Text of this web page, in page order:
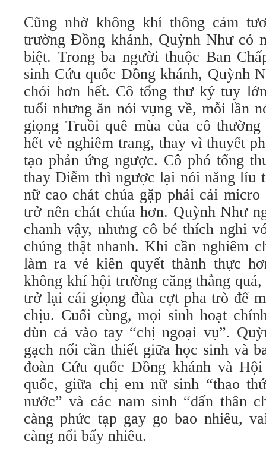
Cũng nhờ không khí thông cảm
trường Đồng khánh, Quỳnh Như có
biệt. Trong ba người thuộc Ban
sinh Cứu quốc Ðồng khánh, Quỳnh
chói hơn hết. Cô tổng thư ký tuy
tuổi nhưng ăn nói vụng về, mỗi lần
giọng Truồi quê mùa của cô
hết vẻ nghiêm trang, thay vì thuyết
tạo phản ứng ngược. Cô phó tổng
thay Diễm thì ngược lại nói năng líu
nữ cao chát chúa gặp phải cái
trở nên chát chúa hơn. Quỳnh Như
chanh vậy, nhưng cô bé thích nghi
chúng thật nhanh. Khi cần nghiêm
làm ra vẻ kiên quyết thành thực
không khí hội trường căng thẳng
trở lại cái giọng đùa cợt pha trò để
chịu. Cuối cùng, mọi sinh hoạt
đùn cả vào tay “chị ngoại vụ”.
gạch nối cần thiết giữa học sinh và
đoàn Cứu quốc Đồng khánh và
quốc, giữa chị em nữ sinh “thao
nước” và các nam sinh “dấn thân
càng phức tạp gay go bao nhiêu,
càng nổi bấy nhiêu.